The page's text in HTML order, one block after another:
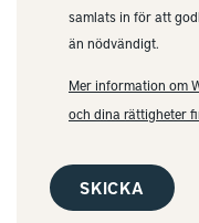
samlats in för att
än nödvändigt.
Mer information om
och dina rättigheter